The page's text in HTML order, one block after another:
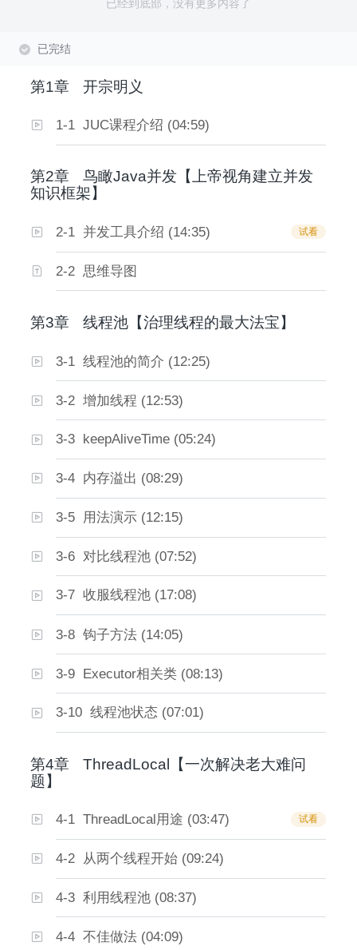
已经到底部，没有更多内容了
已完结
第1章 开宗明义
1-1 JUC课程介绍 (04:59)
第2章
鸟瞰Java并发【上帝视角建立并发
知识框架】
2-1 并发工具介绍 (14:35) 试看
2-2 思维导图
第3章 线程池【治理线程的最大法宝】
3-1 线程池的简介 (12:25)
3-2 增加线程 (12:53)
3-3 keepAliveTime (05:24)
3-4 内存溢出 (08:29)
3-5 用法演示 (12:15)
3-6 对比线程池 (07:52)
3-7 收服线程池 (17:08)
3-8 钩子方法 (14:05)
3-9 Executor相关类 (08:13)
3-10 线程池状态 (07:01)
第4章
ThreadLocal【一次解决老大难问
题】
4-1 ThreadLocal用途 (03:47) 试看
4-2 从两个线程开始 (09:24)
4-3 利用线程池 (08:37)
4-4 不佳做法 (04:09)